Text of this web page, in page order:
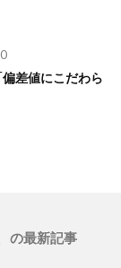
差値にこだわら
の最新記事